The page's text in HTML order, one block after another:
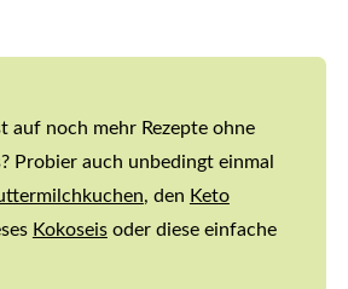
auf noch mehr Rezepte ohne
Probier auch unbedingt einmal
, den Keto
Kokoseisoder diese einfache